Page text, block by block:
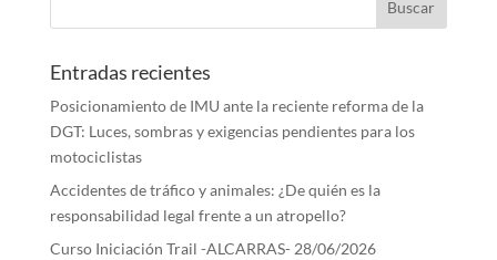
Entradas recientes
Posicionamiento de IMU ante la reciente reforma de la
DGT: Luces, sombras y exigencias pendientes para los
motociclistas
Accidentes de tráfico y animales: ¿De quién es la
responsabilidad legal frente a un atropello?
Curso Iniciación Trail -ALCARRAS- 28/06/2026